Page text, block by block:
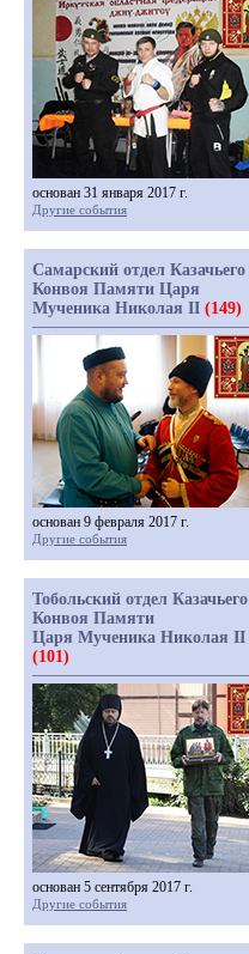
основан 31 января 2017 г.
Другие события
Самарский отдел Казачьего
Конвоя Памяти Царя
Мученика Николая II (149)
основан 9 февраля 2017 г.
Другие события
Тобольский отдел Казачьего
Конвоя Памяти
Царя Мученика Николая II
(101)
основан 5 сентября 2017 г.
Другие события